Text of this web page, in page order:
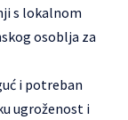
s lokalnom
osoblja za
i potreban
ugroženost i